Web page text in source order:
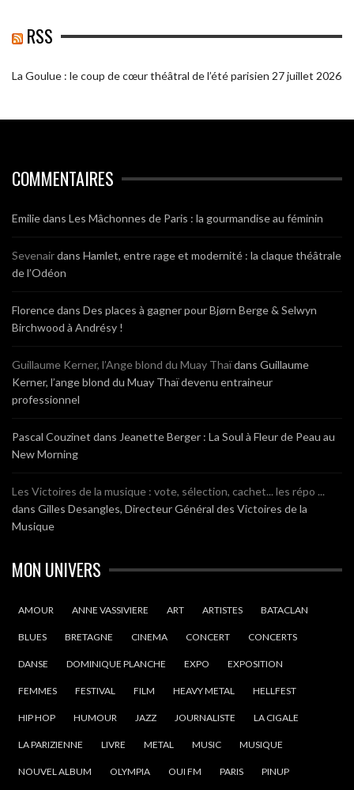
RSS
La Goulue : le coup de cœur théâtral de l’été parisien 27 juillet 2026
COMMENTAIRES
Emiliedans Les Mâchonnes de Paris : la gourmandise au féminin
Sevenairdans Hamlet, entre rage et modernité : la claque théâtrale
de l’Odéon
Florencedans Des places à gagner pour Bjørn Berge & Selwyn
Birchwood à Andrésy !
Guillaume Kerner, l’Ange blond du Muay Thaïdans Guillaume
Kerner, l’ange blond du Muay Thaï devenu entraineur
professionnel
Pascal Couzinet dans Jeanette Berger : La Soul à Fleur de Peau au
New Morning
Les Victoires de la musique : vote, sélection, cachet... les répo ...
dans Gilles Desangles, Directeur Général des Victoires de la
Musique
MON UNIVERS
AMOUR ANNE VASSIVIERE ART ARTISTES BATACLAN
BLUES BRETAGNE CINEMA CONCERT CONCERTS
DANSE DOMINIQUE PLANCHE EXPO EXPOSITION
FEMMES FESTIVAL FILM HEAVY METAL HELLFEST
HIP HOP HUMOUR JAZZ JOURNALISTE LA CIGALE
LA PARIZIENNE LIVRE METAL MUSIC MUSIQUE
NOUVEL ALBUM OLYMPIA OUI FM PARIS PINUP